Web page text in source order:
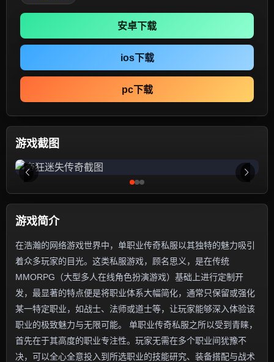
安卓下载
ios下载
pc下载
游戏截图
游戏简介
在浩瀚的网络游戏世界中，单职业传奇私服以其独特的魅力吸引
着众多玩家的目光。这类私服游戏，顾名思义，是在传统
MMORPG（大型多人在线角色扮演游戏）基础上进行定制开
发，最显著的特点便是将职业体系大幅简化，通常只保留或强化
某一特定职业，如战士、法师或道士等，让玩家能够深入体验该
职业的极致魅力与无限可能。 单职业传奇私服之所以受到青睐，
首先在于其高度的职业专注性。玩家无需在多个职业间犹豫不
决，可以全心全意投入到所选职业的技能研究、装备搭配与战术